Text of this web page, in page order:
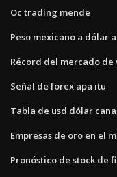
Oc trading mende
Peso mexicano a dólar
Récord del mercado de
Señal de forex apa itu
Tabla de usd dólar
Empresas de oro en el
Pronóstico de stock de